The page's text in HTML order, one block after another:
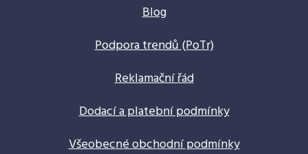
Blog
Podpora trendů (PoTr)
Reklamační řád
Dodací a platební podmínky
Všeobecné obchodní podmínky